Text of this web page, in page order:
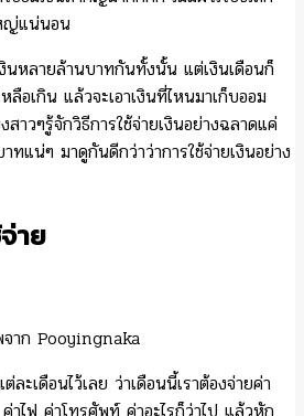
ญ่แน่นอน
นหลายล้านบาทกันทั้งนั้น แต่เงินเดือนก็
ลือเกิน แล้วจะเอาเงินที่ไหนมาเก็บออม
าวๆรู้จักวิธีการใช้จ่ายเงินอย่างฉลาดแค่
แน่ๆ มาดูกันดีกว่าว่าการใช้จ่ายเงินอย่าง
าย
าก Pooyingnaka
ละเดือนไว้เลย ว่าเดือนนี้เราต้องจ่ายค่า